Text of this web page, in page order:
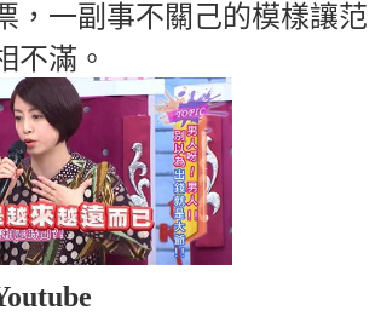
，一副事不關己的模樣讓范
不滿。